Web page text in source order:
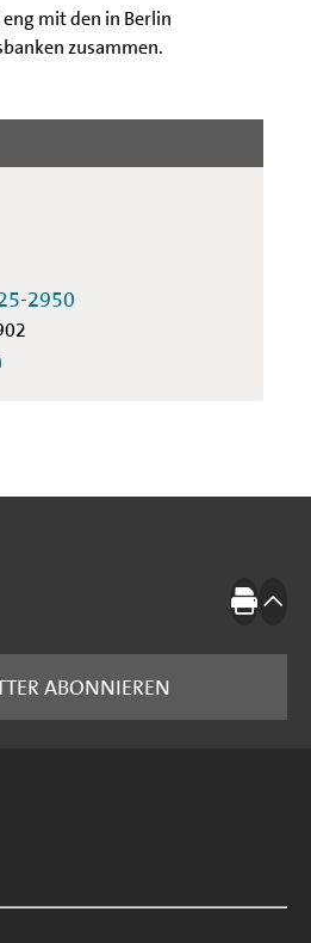
mit den in Berlin
zusammen.
2950
Drucken
ABONNIEREN